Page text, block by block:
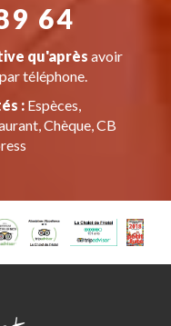
64
qu'après avoir
téléphone.
:Espèces,
Chèque, CB